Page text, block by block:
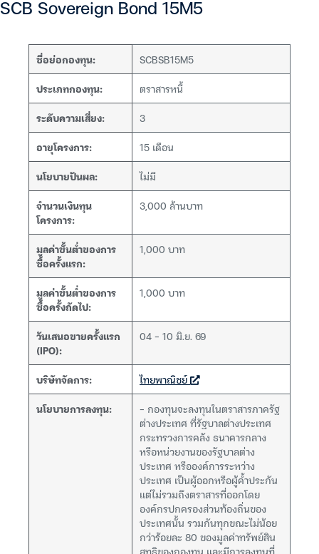
SCB Sovereign Bond 15M5
ชื่อย่อกองทุน:
SCBSB15M5
ประเภทกองทุน:
ตราสารหนี้
ระดับความเสี่ยง:
3
อายุโครงการ:
15 เดือน
นโยบายปันผล:
ไม่มี
จำนวนเงินทุน
โครงการ:
3,000 ล้านบาท
มูลค่าขั้นต่ำของการ
ซื้อครั้งแรก:
1,000 บาท
มูลค่าขั้นต่ำของการ
ซื้อครั้งถัดไป:
1,000 บาท
วันเสนอขายครั้งแรก
(IPO):
04 – 10 มิ.ย. 69
บริษัทจัดการ:
ไทยพาณิชย์
นโยบายการลงทุน:
– กองทุนจะลงทุนในตราสารภาครัฐ
ต่างประเทศ ที่รัฐบาลต่างประเทศ
กระทรวงการคลัง ธนาคารกลาง
หรือหน่วยงานของรัฐบาลต่าง
ประเทศ หรือองค์การระหว่าง
ประเทศ เป็นผู้ออกหรือผู้ค้ำประกัน
แต่ไม่รวมถึงตราสารที่ออกโดย
องค์กรปกครองส่วนท้องถิ่นของ
ประเทศนั้น รวมกันทุกขณะไม่น้อย
กว่าร้อยละ 80 ของมูลค่าทรัพย์สิน